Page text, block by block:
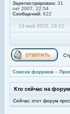
Зарегистрирован: 31
окт 2007, 22:54
Сообщений: 622
13 май 2025, 19:12
Список форумов »
Кто сейчас на
Сейчас этот форум